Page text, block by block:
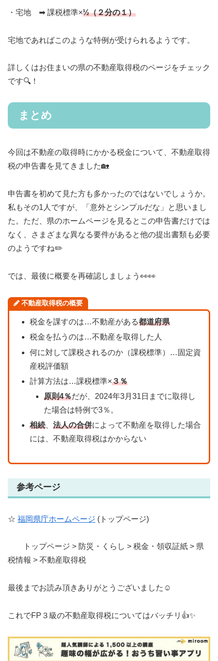
・宅地 ➡︎ 課税標準×½（２分の１）
宅地であればこのような特例が受けられるようです。
詳しくはお住まいの県の不動産取得税のページをチェック
です🔍！
まとめ
今回は不動産の取得時にかかる税金について、不動産取得
税の申告書を見てきました🏡
申告書を初めて見た方も多かったのではないでしょうか。
私もその1人ですが、「意外とシンプルだな」と思いまし
た。ただ、県のホームページを見るとこの申告書だけでは
なく、さまざまな異なる要件があると他の提出書類も必要
のようですね✏️
では、最後に概要を再確認しましょう👀👀
不動産取得税の概要
税金を課すのは…不動産がある都道府県
税金を払うのは…不動産を取得した人
何に対して課税されるのか（課税標準）…固定資
産税評価額
計算方法は…課税標準×３％
原則4％だが、2024年3月31日までに取得し
た場合は特例で3％。
相続、 法人の合併によって不動産を取得した場合
には、不動産取得税はかからない
参考ページ
☆ 福岡県庁ホームページ (トップページ)
トップページ > 防災・くらし > 税金・領収証紙 > 県
税情報 > 不動産取得税
最後までお読み頂きありがとうございました☺️
これでFP３級の不動産取得税についてはバッチリ👍✨